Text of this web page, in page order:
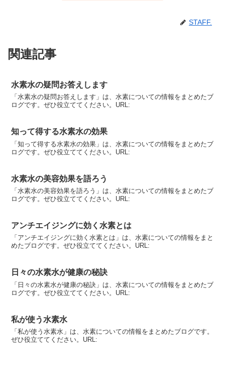
STAFF.
関連記事
水素水の疑問お答えします
「水素水の疑問お答えします」は、水素についての情報をまとめたブ
ログです。ぜひ役立ててください。URL:
知って得する水素水の効果
「知って得する水素水の効果」は、水素についての情報をまとめたブ
ログです。ぜひ役立ててください。URL:
水素水の美容効果を語ろう
「水素水の美容効果を語ろう」は、水素についての情報をまとめたブ
ログです。ぜひ役立ててください。URL:
アンチエイジングに効く水素とは
「アンチエイジングに効く水素とは」は、水素についての情報をまと
めたブログです。ぜひ役立ててください。URL:
日々の水素水が健康の秘訣
「日々の水素水が健康の秘訣」は、水素についての情報をまとめたブ
ログです。ぜひ役立ててください。URL:
私が使う水素水
「私が使う水素水」は、水素についての情報をまとめたブログです。
ぜひ役立ててください。URL: